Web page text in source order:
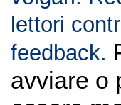
lettori
feedback.
avviare o